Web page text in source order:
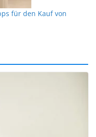
für den Kauf von